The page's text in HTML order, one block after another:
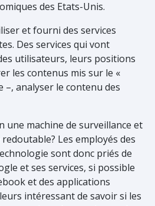
des Etats-Unis.
et fourni des services
Des services qui vont
utilisateurs, leurs positions
les contenus mis sur le «
–, analyser le contenu des
une machine de surveillance et
Les employés des
sont donc priés de
et ses services, si possible
et des applications
intéressant de savoir si les